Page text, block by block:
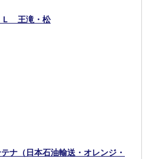
Ｌ 王滝・松
ナ（日本石油輸送・オレンジ・